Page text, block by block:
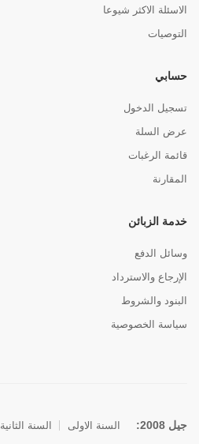
الاسئلة الاكثر شيوعا
التوصيات
حسابي
تسجيل الدخول
عرض السلة
قائمة الرغبات
المقارنة
خدمة الزبائن
وسائل الدفع
الإرجاع والاسترداد
البنود والشروط
سياسة الخصوصية
جيل 2008: السنة الاولى السنة الثانية